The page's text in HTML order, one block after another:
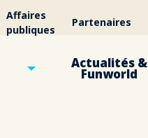
Affaires
publiques
Partenaires
Actualités &
Funworld